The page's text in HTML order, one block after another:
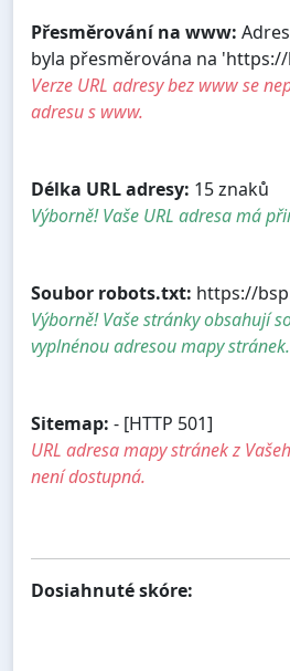
Přesměrování na www:
byla přesměrována na
Verze URL adresy bez www se
adresu s www.
Délka URL adresy: 15 znaků
Výborně! Vaše URL adresa má
Soubor robots.txt: https://
Výborně! Vaše stránky obsahují
vyplnénou adresou mapy stránek.
Sitemap: - [HTTP 501]
URL adresa mapy stránek z
není dostupná.
Dosiahnuté skóre: